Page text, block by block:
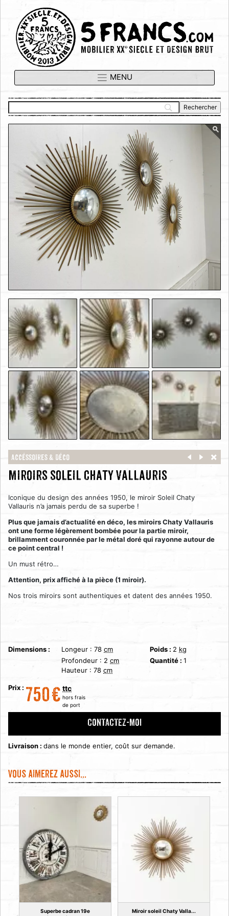
Accéssoires & Déco
Miroirs soleil Chaty Vallauris
Iconique du design des années 1950, le miroir Soleil Chaty
Vallauris n’a jamais perdu de sa superbe !
Plus que jamais d’actualité en déco, les miroirs Chaty Vallauris
ont une forme légèrement bombée pour la partie miroir,
brillamment couronnée par le métal doré qui rayonne autour de
ce point central !
Un must rétro…
Attention, prix affiché à la pièce (1 miroir).
Nos trois miroirs sont authentiques et datent des années 1950.
Dimensions : Longeur : 78 cm
Profondeur : 2 cm
Hauteur : 78 cm
Poids : 2 kg
Quantité :1
Prix : 750€ ttc
hors frais
de port
CONTACTEZ-MOI
Livraison : dans le monde entier, coût sur demande.
Vous aimerez aussi...
Superbe cadran 19e Miroir soleil Chaty Valla...